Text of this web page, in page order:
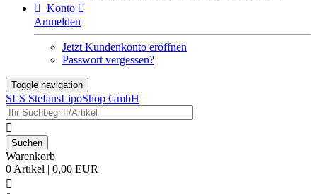
 Konto 
Anmelden
Jetzt Kundenkonto eröffnen
Passwort vergessen?
Toggle navigation
SLS StefansLipoShop GmbH

Warenkorb
0 Artikel | 0,00 EUR
